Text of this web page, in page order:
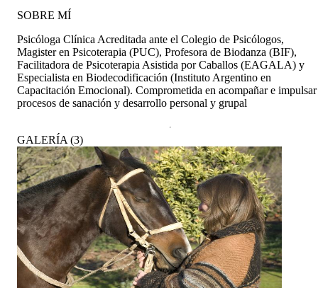
SOBRE MÍ
Psicóloga Clínica Acreditada ante el Colegio de Psicólogos,
Magister en Psicoterapia (PUC), Profesora de Biodanza (BIF),
Facilitadora de Psicoterapia Asistida por Caballos (EAGALA) y
Especialista en Biodecodificación (Instituto Argentino en
Capacitación Emocional). Comprometida en acompañar e impulsar
procesos de sanación y desarrollo personal y grupal
GALERÍA (3)